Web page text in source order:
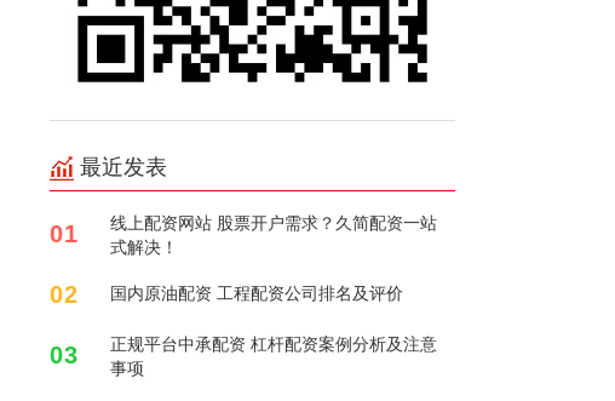
最近发表
01
线上配资网站 股票开户需求？久简配资一站
式解决！
02 国内原油配资 工程配资公司排名及评价
03
正规平台中承配资 杠杆配资案例分析及注意
事项